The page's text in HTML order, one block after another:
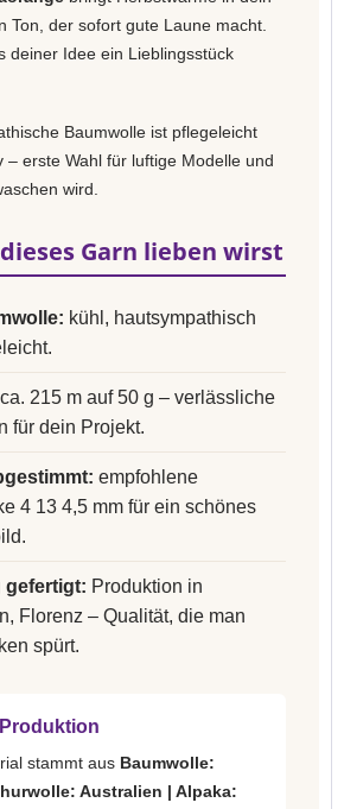
Ton, der sofort gute Laune macht.
deiner Idee ein Lieblingsstück
Baumwolle ist pflegeleicht
– erste Wahl für luftige Modelle und
wird.
Garn lieben wirst
kühl, hautsympathisch
ca. 215 m auf 50 g – verlässliche
für dein Projekt.
empfohlene
4 13 4,5 mm für ein schönes
gefertigt: Produktion in
Florenz – Qualität, die man
spürt.
stammt aus Baumwolle:
Australien | Alpaka: